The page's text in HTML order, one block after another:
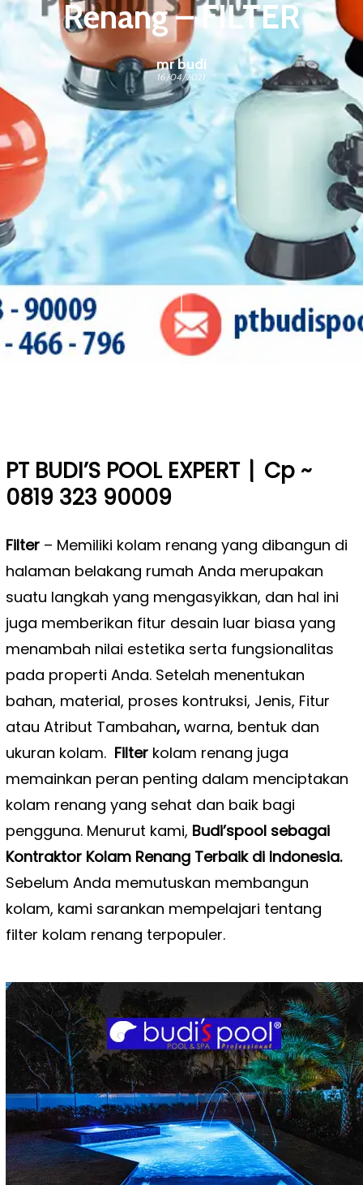
Renang – FILTER
mr budi
16/04/2021
PT BUDI’S POOL EXPERT| Cp ~
0819 323 90009
Filter– Memiliki kolam renang yang dibangun di
halaman belakang rumah Anda merupakan
suatu langkah yang mengasyikkan, dan hal ini
juga memberikan fitur desain luar biasa yang
menambah nilai estetika serta fungsionalitas
pada properti Anda. Setelah menentukan
bahan, material, proses kontruksi, Jenis, Fitur
atau Atribut Tambahan, warna, bentuk dan
ukuran kolam. Filter kolam renang juga
memainkan peran penting dalam menciptakan
kolam renang yang sehat dan baik bagi
pengguna. Menurut kami, Budi’spool sebagai
Kontraktor Kolam Renang Terbaik di Indonesia.
Sebelum Anda memutuskan membangun
kolam, kami sarankan mempelajari tentang
filter kolam renang terpopuler.